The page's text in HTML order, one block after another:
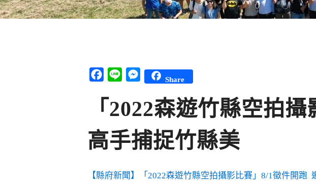
Facebook
Line Messenger
Share
「2022森遊竹縣空拍
高手捕捉竹縣美
【縣府新聞】「2022森遊竹縣空拍攝影比賽」8/1徵件開跑